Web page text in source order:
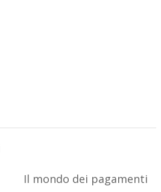
Il mondo dei pagamenti